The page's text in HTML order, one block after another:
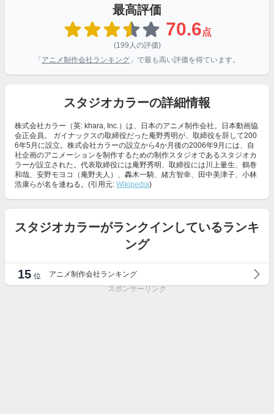
最高評価
70.6点
(199人の評価)
「 アニメ制作会社ランキング 」で最も高い評価を得ています。
スタジオカラーの詳細情報
株式会社カラー（英: khara, Inc.）は、日本のアニメ制作会社。日本動画協
会正会員。 ガイナックスの取締役だった庵野秀明が、取締役を辞して200
6年5月に設立。株式会社カラーの設立から4か月後の2006年9月には、自
社企画のアニメーションを制作するための制作スタジオであるスタジオカ
ラーが設立された。代表取締役には庵野秀明、取締役には川上量生、鶴巻
和哉、安野モヨコ（庵野夫人）、轟木一騎、緒方智幸、田中美津子、小林
浩康らが名を連ねる。(引用元: Wikipedia)
スタジオカラーがランクインしているランキ
ング
15 位
アニメ制作会社ランキング
スポンサーリンク